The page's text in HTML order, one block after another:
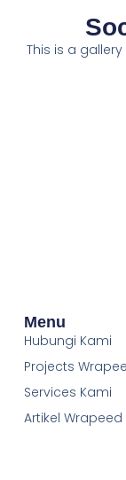
This is a
Menu
Hubungi Kami
Projects
Services Kami
Artikel Wrapeed